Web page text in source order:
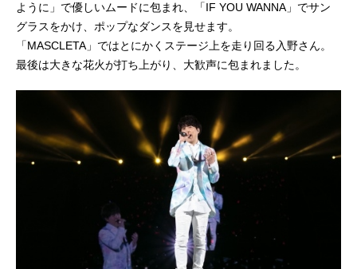
ように」で優しいムードに包まれ、「IF YOU WANNA」でサン
グラスをかけ、ポップなダンスを見せます。
「MASCLETA」ではとにかくステージ上を走り回る入野さん。
最後は大きな花火が打ち上がり、大歓声に包まれました。